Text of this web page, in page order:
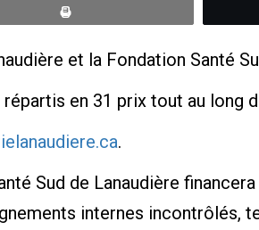
et la Fondation Santé
en 31 prix tout au long
.
Sud de Lanaudière
internes incontrôlés,